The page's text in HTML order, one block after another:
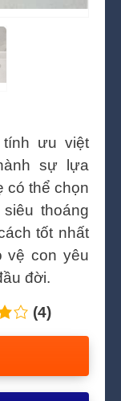
ưu việt
sự lựa
có thể chọn
thoáng
tốt nhất
vệ con yêu
đời.
(4)